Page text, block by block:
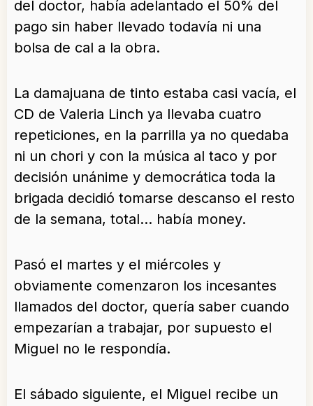
del doctor, había adelantado el 50% del
pago sin haber llevado todavía ni una
bolsa de cal a la obra.
La damajuana de tinto estaba casi vacía, el
CD de Valeria Linch ya llevaba cuatro
repeticiones, en la parrilla ya no quedaba
ni un chori y con la música al taco y por
decisión unánime y democrática toda la
brigada decidió tomarse descanso el resto
de la semana, total… había money.
Pasó el martes y el miércoles y
obviamente comenzaron los incesantes
llamados del doctor, quería saber cuando
empezarían a trabajar, por supuesto el
Miguel no le respondía.
El sábado siguiente, el Miguel recibe un